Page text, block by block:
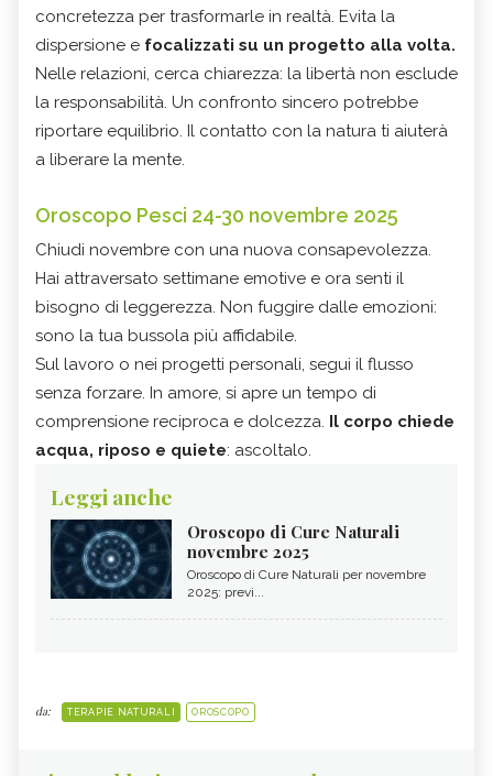
concretezza per trasformarle in realtà. Evita la
dispersione e focalizzati su un progetto alla volta.
Nelle relazioni, cerca chiarezza: la libertà non esclude
la responsabilità. Un confronto sincero potrebbe
riportare equilibrio. Il contatto con la natura ti aiuterà
a liberare la mente.
Oroscopo Pesci 24-30 novembre 2025
Chiudi novembre con una nuova consapevolezza.
Hai attraversato settimane emotive e ora senti il
bisogno di leggerezza. Non fuggire dalle emozioni:
sono la tua bussola più affidabile.
Sul lavoro o nei progetti personali, segui il flusso
senza forzare. In amore, si apre un tempo di
comprensione reciproca e dolcezza. Il corpo chiede
acqua, riposo e quiete: ascoltalo.
Leggi anche
Oroscopo di Cure Naturali
novembre 2025
Oroscopo di Cure Naturali per novembre
2025: previ...
da: TERAPIE NATURALI OROSCOPO